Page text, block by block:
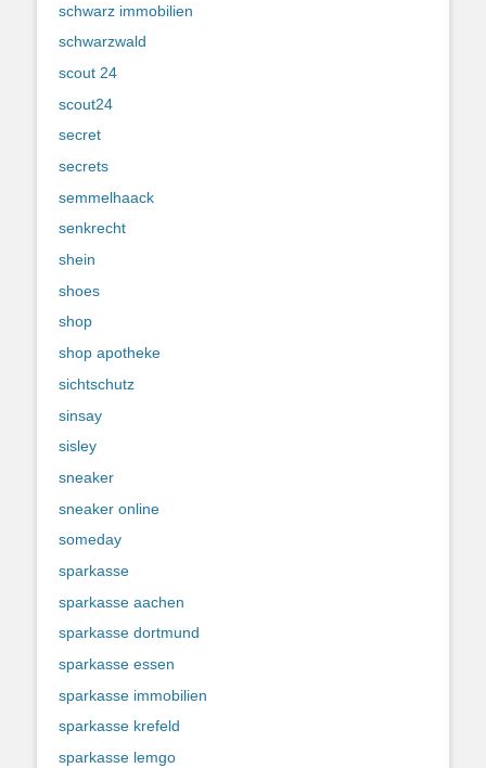
schwarz immobilien
schwarzwald
scout 24
scout24
secret
secrets
semmelhaack
senkrecht
shein
shoes
shop
shop apotheke
sichtschutz
sinsay
sisley
sneaker
sneaker online
someday
sparkasse
sparkasse aachen
sparkasse dortmund
sparkasse essen
sparkasse immobilien
sparkasse krefeld
sparkasse lemgo